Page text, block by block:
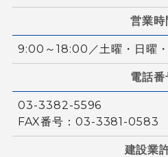
営業時
9:00～18:00／土曜・日曜
電話番
03-3382-5596
FAX番号：03-3381-0583
建設業